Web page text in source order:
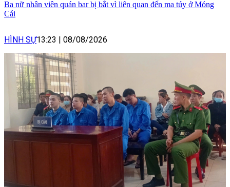
Ba nữ nhân viên quán bar bị bắt vì liên quan đến ma túy ở Móng
Cái
HÌNH SỰ13:23 | 08/08/2026